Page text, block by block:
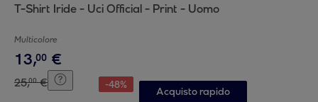
T-Shirt Iride - Uci Official - Print - Uomo
Multicolore
13,00 €
25,00 € -48%
Acquisto rapido